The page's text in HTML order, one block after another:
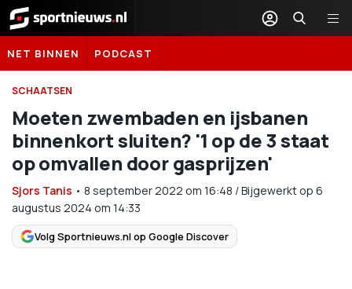
Sportnieuws.nl
NET BINNEN PODCAST
SCHAATSEN
Moeten zwembaden en ijsbanen
binnenkort sluiten? '1 op de 3 staat
op omvallen door gasprijzen'
Sjors Tanis • 8 september 2022 om 16:48 /Bijgewerkt op 6
augustus 2024 om 14:33
Volg Sportnieuws.nl op Google Discover